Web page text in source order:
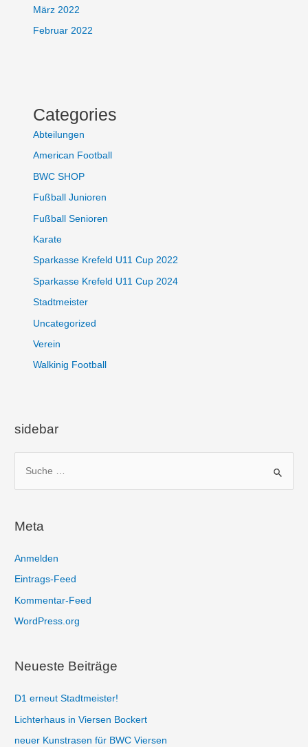
März 2022
Februar 2022
Categories
Abteilungen
American Football
BWC SHOP
Fußball Junioren
Fußball Senioren
Karate
Sparkasse Krefeld U11 Cup 2022
Sparkasse Krefeld U11 Cup 2024
Stadtmeister
Uncategorized
Verein
Walkinig Football
sidebar
n
Meta
Anmelden
Eintrags-Feed
Kommentar-Feed
WordPress.org
Neueste Beiträge
D1 erneut Stadtmeister!
Lichterhaus in Viersen Bockert
neuer Kunstrasen für BWC Viersen